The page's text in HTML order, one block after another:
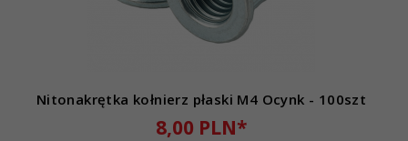
Nitonakrętka kołnierz płaski M4 Ocynk - 100szt
8,00 PLN*